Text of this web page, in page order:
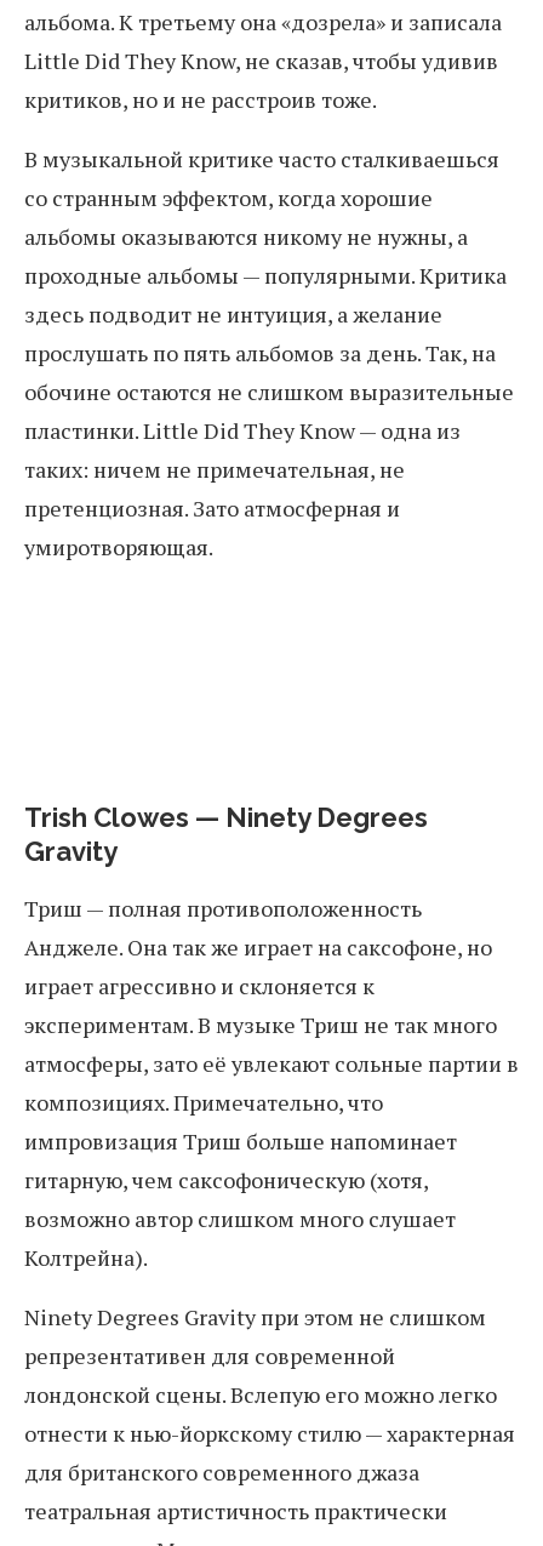
альбома. К третьему она «дозрела» и записала
Little Did They Know, не сказав, чтобы удивив
критиков, но и не расстроив тоже.
В музыкальной критике часто сталкиваешься
со странным эффектом, когда хорошие
альбомы оказываются никому не нужны, а
проходные альбомы — популярными. Критика
здесь подводит не интуиция, а желание
прослушать по пять альбомов за день. Так, на
обочине остаются не слишком выразительные
пластинки. Little Did They Know — одна из
таких: ничем не примечательная, не
претенциозная. Зато атмосферная и
умиротворяющая.
Trish Clowes — Ninety Degrees
Gravity
Триш — полная противоположенность
Анджеле. Она так же играет на саксофоне, но
играет агрессивно и склоняется к
экспериментам. В музыке Триш не так много
атмосферы, зато её увлекают сольные партии в
композициях. Примечательно, что
импровизация Триш больше напоминает
гитарную, чем саксофоническую (хотя,
возможно автор слишком много слушает
Колтрейна).
Ninety Degrees Gravity при этом не слишком
репрезентативен для современной
лондонской сцены. Вслепую его можно легко
отнести к нью-йоркскому стилю — характерная
для британского современного джаза
театральная артистичность практически